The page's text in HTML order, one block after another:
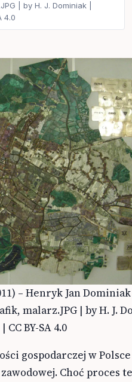
| by H. J. Dominiak |
4.0
– Henryk Jan
malarz.JPG | by H. J.
BY-SA 4.0
gospodarczej w
Choć proces